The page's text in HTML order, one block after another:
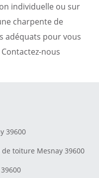
individuelle ou sur
charpente de
adéquats pour vous
nous
39600
toiture Mesnay 39600